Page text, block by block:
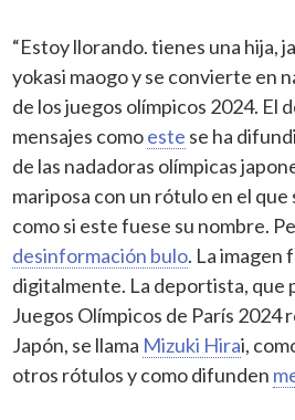
“Estoy llorando. tienes una hija,
yokasi maogo y se convierte en
de los juegos olímpicos 2024. El
mensajes comoeste se ha
de las nadadoras olímpicas
mariposa con un rótulo en el que
como si este fuese su nombre.
desinformación bulo. La imagen
digitalmente. La deportista, que
Juegos Olímpicos de París 2024
Japón, se llama Mizuki Hirai,
otros rótulos y como difunden